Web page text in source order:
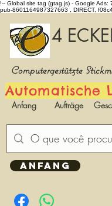
!-- Global site tag (gtag.js) - Google Ads:
pub-8601164987327663 , DIRECT,
4
Computergestützte
Automatische
Anfang Aufträge
ANFANG